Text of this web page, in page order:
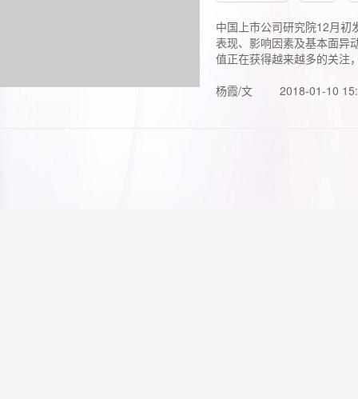
中国上市公司研究院12月初
表现、影响因素及基本面异
值正在获得越来越多的关注
杨霞/文
2018-01-10